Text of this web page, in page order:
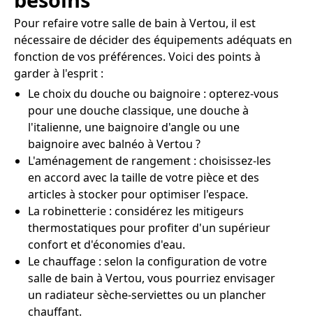
Pour refaire votre salle de bain à Vertou, il est
nécessaire de décider des équipements adéquats en
fonction de vos préférences. Voici des points à
garder à l'esprit :
Le choix du douche ou baignoire : opterez-vous
pour une douche classique, une douche à
l'italienne, une baignoire d'angle ou une
baignoire avec balnéo à Vertou ?
L'aménagement de rangement : choisissez-les
en accord avec la taille de votre pièce et des
articles à stocker pour optimiser l'espace.
La robinetterie : considérez les mitigeurs
thermostatiques pour profiter d'un supérieur
confort et d'économies d'eau.
Le chauffage : selon la configuration de votre
salle de bain à Vertou, vous pourriez envisager
un radiateur sèche-serviettes ou un plancher
chauffant.